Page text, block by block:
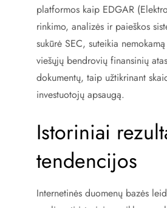
platformos kaip EDGAR
rinkimo, analizės ir paieškos
sukūrė SEC, suteikia
viešųjų bendrovių finansinių
dokumentų, taip užtikrinant
investuotojų apsaugą.
Istoriniai
tendencijos
Internetinės duomenų bazės